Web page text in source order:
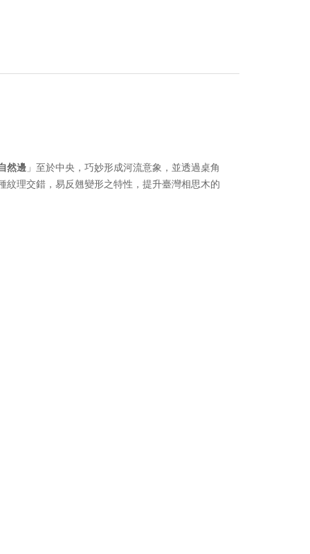
然邊 」至於中央，巧妙形成河流意象，並透過桌角
理交錯，易反翹變形之特性，提升臺灣相思木的